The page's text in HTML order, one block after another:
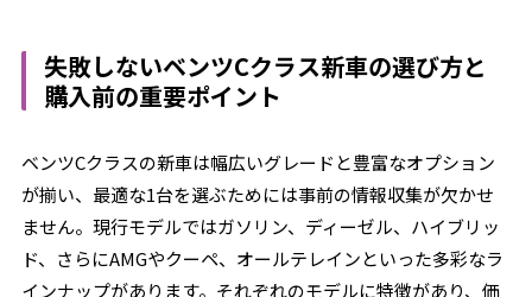
失敗しないベンツCクラス新車の選び方と
購入前の重要ポイント
ベンツCクラスの新車は幅広いグレードと豊富なオプション
が揃い、最適な1台を選ぶためには事前の情報収集が欠かせ
ません。現行モデルではガソリン、ディーゼル、ハイブリッ
ド、さらにAMGやクーペ、オールテレインといった多彩なラ
インナップがあります。それぞれのモデルに特徴があり、価